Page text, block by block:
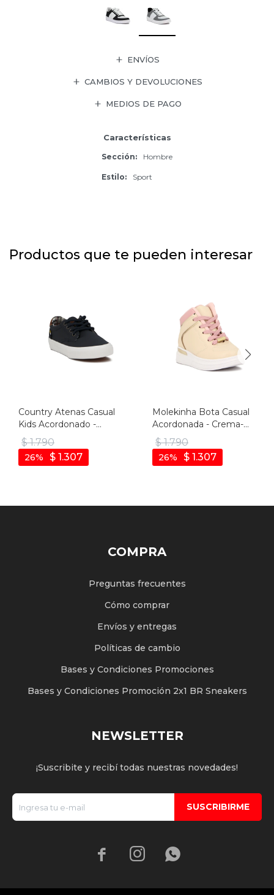
ENVÍOS
CAMBIOS Y DEVOLUCIONES
MEDIOS DE PAGO
Características
Sección Hombre
Estilo Sport
Productos que te pueden interesar
Country Atenas Casual
Kids Acordonado -
Marino - Marino
$ 1.790
$ 1.307
26
Molekinha Bota Casual
Acordonada - Crema-
rosado
$ 1.790
$ 1.307
26
COMPRA
Preguntas frecuentes
Cómo comprar
Envíos y entregas
Políticas de cambio
Bases y Condiciones Promociones
Bases y Condiciones Promoción 2x1 BR Sneakers
NEWSLETTER
¡Suscribite y recibí todas nuestras novedades!
SUSCRIBIRME
  